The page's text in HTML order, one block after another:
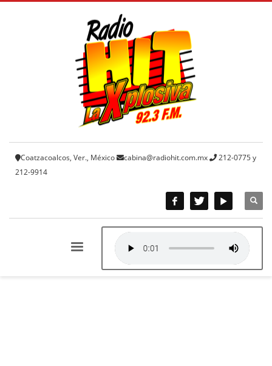
Coatzacoalcos, Ver., México cabina@radiohit.com.mx
212-0775 y
212-9914